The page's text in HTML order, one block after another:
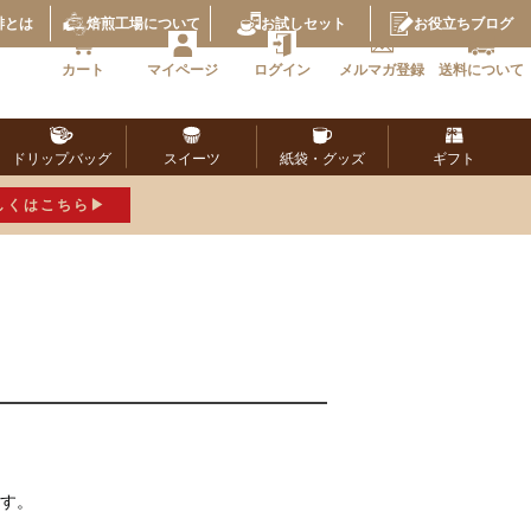
とは 焙煎工場について お試しセット お役立ちブログ
カート マイページ ログイン メルマガ登録 送料について
ドリップバッグ スイーツ 紙袋・ グッズ ギフト
くはこちら
。